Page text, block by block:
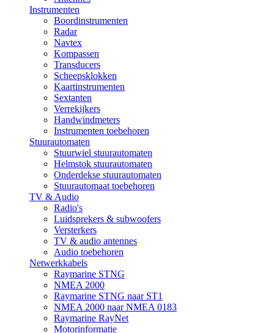
Instrumenten
Boordinstrumenten
Radar
Navtex
Kompassen
Transducers
Scheepsklokken
Kaartinstrumenten
Sextanten
Verrekijkers
Handwindmeters
Instrumenten toebehoren
Stuurautomaten
Stuurwiel stuurautomaten
Helmstok stuurautomaten
Onderdekse stuurautomaten
Stuurautomaat toebehoren
TV & Audio
Radio's
Luidsprekers & subwoofers
Versterkers
TV & audio antennes
Audio toebehoren
Netwerkkabels
Raymarine STNG
NMEA 2000
Raymarine STNG naar ST1
NMEA 2000 naar NMEA 0183
Raymarine RayNet
Motorinformatie